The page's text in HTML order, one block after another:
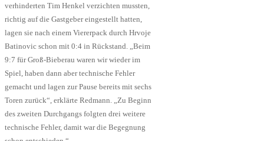
verhinderten Tim Henkel verzichten mussten,
richtig auf die Gastgeber eingestellt hatten,
lagen sie nach einem Viererpack durch Hrvoje
Batinovic schon mit 0:4 in Rückstand. „Beim
9:7 für Groß-Bieberau waren wir wieder im
Spiel, haben dann aber technische Fehler
gemacht und lagen zur Pause bereits mit sechs
Toren zurück“, erklärte Redmann. „Zu Beginn
des zweiten Durchgangs folgten drei weitere
technische Fehler, damit war die Begegnung